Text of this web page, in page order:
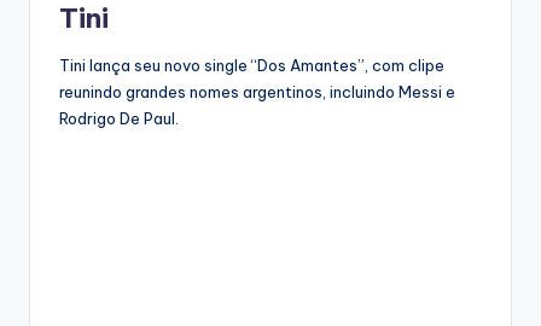
Tini
Tini lança seu novo single “Dos Amantes”, com clipe
reunindo grandes nomes argentinos, incluindo Messi e
Rodrigo De Paul.